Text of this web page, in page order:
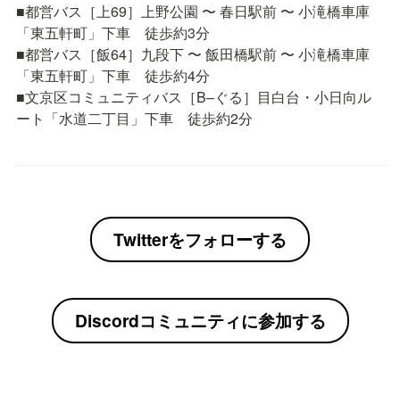
■都営バス［上69］上野公園 〜 春日駅前 〜 小滝橋車庫
「東五軒町」下車　徒歩約3分
■都営バス［飯64］九段下 〜 飯田橋駅前 〜 小滝橋車庫
「東五軒町」下車　徒歩約4分
■文京区コミュニティバス［B–ぐる］目白台・小日向ル
ート「水道二丁目」下車　徒歩約2分
Twitterをフォローする
Discordコミュニティに参加する